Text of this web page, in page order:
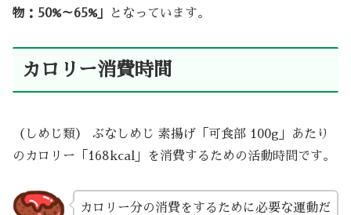
物：50%～65%」
となっています。
カロリー消費時間
（しめじ類） ぶなしめじ 素揚げ「可食部 100g」あたり
のカロリー「168kcal」を消費するための活動時間です。
カロリー分の消費をするために必要な運動だ